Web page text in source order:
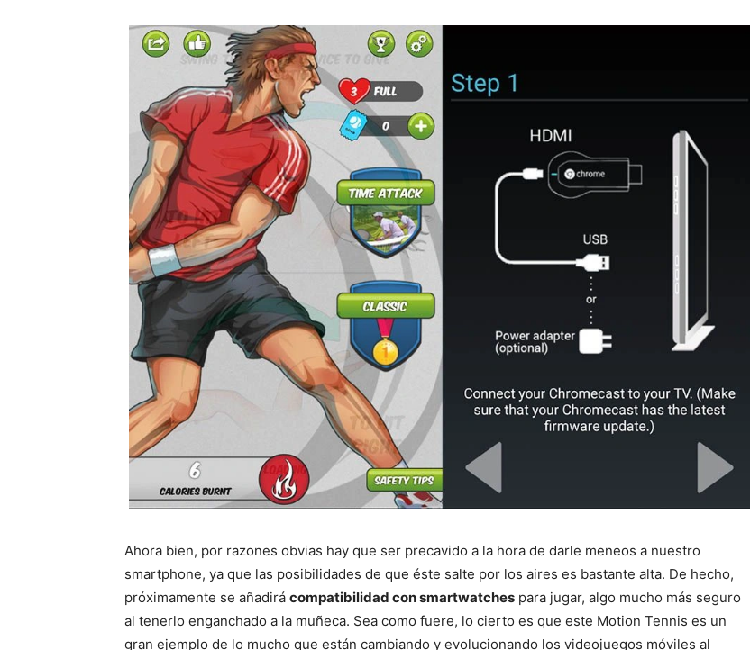
Ahora bien, por razones obvias hay que ser precavido a la hora de darle meneos a nuestro
smartphone, ya que las posibilidades de que éste salte por los aires es bastante alta. De hecho,
próximamente se añadirá compatibilidad con smartwatches para jugar, algo mucho más seguro
al tenerlo enganchado a la muñeca. Sea como fuere, lo cierto es que este Motion Tennis es un
gran ejemplo de lo mucho que están cambiando y evolucionando los videojuegos móviles al